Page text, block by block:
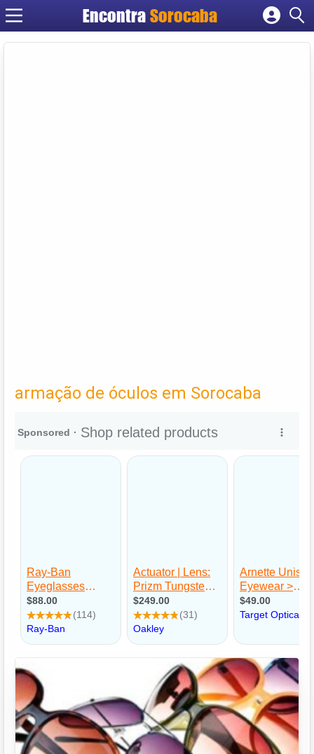
EncontraSorocaba
Cadastrar empresa
armação de óculos em Sorocaba